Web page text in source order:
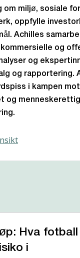
om miljø, sosiale
oppfylle
Achilles
kommersielle og
og
og rapportering.
i kampen
og
Hva fotball
i